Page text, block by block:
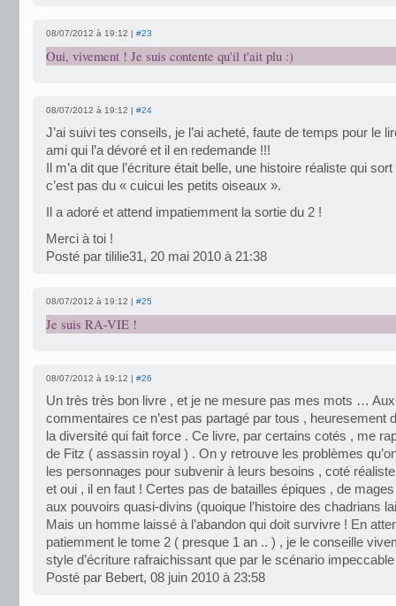
08/07/2012 à 19:12 | #23
Oui, vivement ! Je suis contente qu'il t'ait plu :)
08/07/2012 à 19:12 | #24
J’ai suivi tes conseils, je l’ai acheté, faute de temps pour le
ami qui l’a dévoré et il en redemande !!!
Il m’a dit que l’écriture était belle, une histoire réaliste qui sort
c’est pas du « cuicui les petits oiseaux ».
Il a adoré et attend impatiemment la sortie du 2 !
Merci à toi !
Posté par tililie31, 20 mai 2010 à 21:38
08/07/2012 à 19:12 | #25
Je suis RA-VIE !
08/07/2012 à 19:12 | #26
Un très très bon livre , et je ne mesure pas mes mots …
commentaires ce n’est pas partagé par tous , heuresement
la diversité qui fait force . Ce livre, par certains cotés , me
de Fitz ( assassin royal ) . On y retrouve les problèmes
les personnages pour subvenir à leurs besoins , coté
et oui , il en faut ! Certes pas de batailles épiques , de
aux pouvoirs quasi-divins (quoique l’histoire des chadrians
Mais un homme laissé à l’abandon qui doit survivre ! En
patiemment le tome 2 ( presque 1 an .. ) , je le conseille
style d’écriture rafraichissant que par le scénario
Posté par Bebert, 08 juin 2010 à 23:58